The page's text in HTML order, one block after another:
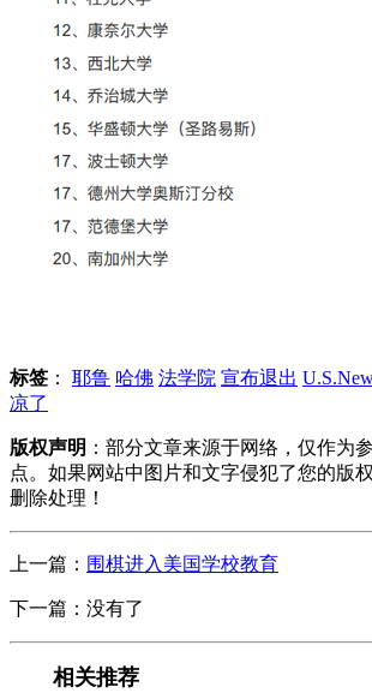
标签 ： 耶鲁 哈佛 法学院 宣布退出
凉了
版权声明 ：部分文章来源于网络，仅作为
点。如果网站中图片和文字侵犯了您的版
删除处理！
上一篇： 围棋进入美国学校教育
下一篇：没有了
相关推荐